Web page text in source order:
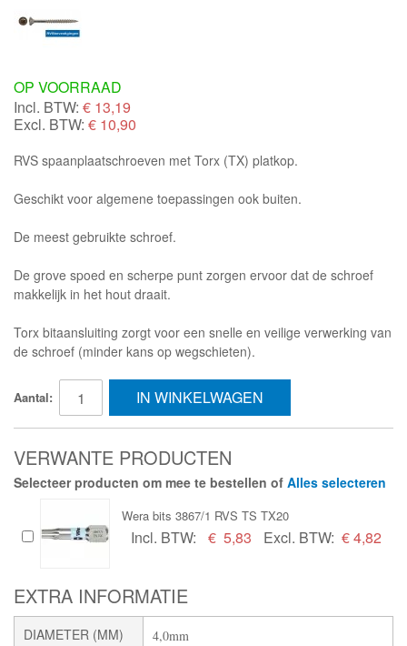
OP VOORRAAD
Incl. BTW: € 13,19
Excl. BTW: € 10,90
RVS spaanplaatschroeven met Torx (TX) platkop.
Geschikt voor algemene toepassingen ook buiten.
De meest gebruikte schroef.
De grove spoed en scherpe punt zorgen ervoor dat de schroef
makkelijk in het hout draait.
Torx bitaansluiting zorgt voor een snelle en veilige verwerking van
de schroef (minder kans op wegschieten).
Aantal: IN WINKELWAGEN
VERWANTE PRODUCTEN
Selecteer producten om mee te bestellen of Alles selecteren
Wera bits 3867/1 RVS TS TX20
Incl. BTW: € 5,83 Excl. BTW: € 4,82
EXTRA INFORMATIE
DIAMETER (MM) 4,0mm